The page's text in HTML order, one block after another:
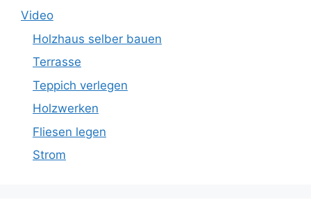
Video
Holzhaus selber bauen
Terrasse
Teppich verlegen
Holzwerken
Fliesen legen
Strom